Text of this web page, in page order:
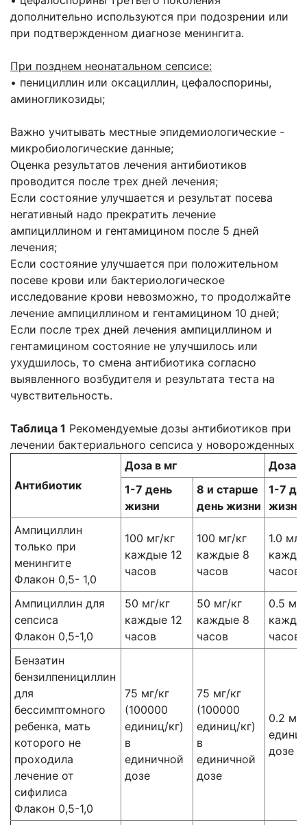
дополнительно используются при подозрении или
при подтвержденном диагнозе менингита.
При позднем неонатальном сепсисе:
• пенициллин или оксациллин, цефалоспорины,
аминогликозиды;
Важно учитывать местные эпидемиологические -
микробиологические данные;
Оценка результатов лечения антибиотиков
проводится после трех дней лечения;
Если состояние улучшается и результат посева
негативный надо прекратить лечение
ампициллином и гентамицином после 5 дней
лечения;
Если состояние улучшается при положительном
посеве крови или бактериологическое
исследование крови невозможно, то продолжайте
лечение ампициллином и гентамицином 10 дней;
Если после трех дней лечения ампициллином и
гентамицином состояние не улучшилось или
ухудшилось, то смена антибиотика согласно
выявленного возбудителя и результата теста на
чувствительность.
Таблица 1 Рекомендуемые дозы антибиотиков при
лечении бактериального сепсиса у новорожденных
Антибиотик
Доза в мг
Доза
1-7 день
жизни
8 и старше
день жизни
1-7
жизни
Ампициллин
только при
менингите
Флакон 0,5- 1,0
100 мг/кг
каждые 12
часов
100 мг/кг
каждые 8
часов
1.0 мл/
часов
Ампициллин для
сепсиса
Флакон 0,5-1,0
50 мг/кг
каждые 12
часов
50 мг/кг
каждые 8
часов
0.5
часов
Бензатин
бензилпенициллин
для
бессимптомного
ребенка, мать
которого не
проходила
лечение от
сифилиса
Флакон 0,5-1,0
75 мг/кг
(100000
единиц/кг)
в
единичной
дозе
75 мг/кг
(100000
единиц/кг)
в
единичной
дозе
0.2
дозе